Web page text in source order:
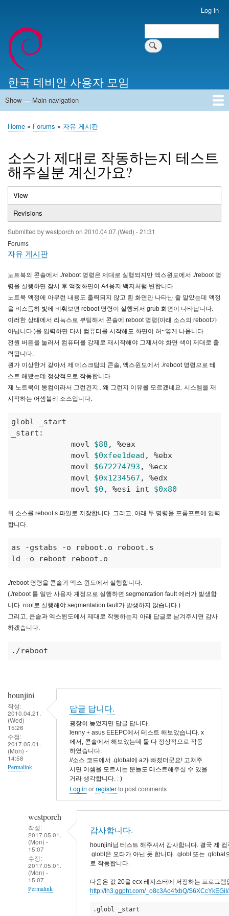
account
menu
Log in
Search
한국 데비안 사용자 모임
Main
Show — Main navigation
Home
알리는 말씀
최근 게시물
위키 문서
미러 서버
Breadcrumb
Home Forums 자유 게시판
소스가 제대로 작동하는지 테스트
해주실분 계신가요?
Primary
tabs
View
tab)
Revisions
Submitted bywestporch on 2010.04.07.(Wed) - 21:31
Forums
자유 게시판
노트북의 콘솔에서 ./reboot 명령은 제대로 실행되지만 엑스윈도에서 ./reboot 명
령을 실행하면 잠시 후 액정화면이 A4용지 백지처럼 변합니다.
노트북 액정에 아무런 내용도 출력되지 않고 흰 화면만 나타난 줄 알았는데 액정
을 비스듬히 빛에 비춰보면 reboot 명령이 실행되서 grub 화면이 나타납니다.
이러한 상태에서 리눅스로 부팅해서 콘솔에 reboot 명령(아래 소스의 reboot가
아닙니다.)을 입력하면 다시 컴퓨터를 시작해도 화면이 허~옇게 나옵니다.
전원 버튼을 눌러서 컴퓨터를 강제로 재시작해야 그제서야 화면 색이 제대로 출
력됩니다.
뭔가 이상한거 같아서 제 데스크탑의 콘솔, 엑스윈도에서 ./reboot 명령으로 테
스트 해봤는데 정상적으로 작동합니다.
제 노트북이 똥컴이라서 그런건지.. 왜 그런지 이유를 모르겠네요. 시스템을 재
시작하는 어셈블리 소스입니다.
globl _start
_start:
             movl
$88 , %eax
             movl
$0xfee1dead , %ebx
             movl
$672274793 , %ecx
             movl
$0x1234567 , %edx
             movl
$0 , %esi int $0x80
위 소스를 reboot.s 파일로 저장합니다. 그리고, 아래 두 명령을 프롬프트에 입력
합니다.
as -gstabs -o reboot.o reboot.s
ld -o reboot reboot.o
./reboot 명령을 콘솔과 엑스 윈도에서 실행합니다.
(./reboot 를 일반 사용자 계정으로 실행하면 segmentation fault 에러가 발생합
니다. root로 실행해야 segmentation fault가 발생하지 않습니다.)
그리고, 콘솔과 엑스윈도에서 제대로 작동하는지 아래 답글로 남겨주시면 감사
하겠습니다.
./reboot
hounjini
작성:
2010.04.21.
(Wed) -
15:26
수정:
2017.05.01.
(Mon) -
14:58
Permalink
답글 답니다.
굉장히 늦었지만 답글 답니다.
lenny + asus EEEPC에서 테스트 해보았습니다. x
에서, 콘솔에서 해보았는데 둘 다 정상적으로 작동
하였습니다.
//소스 코드에서 .global에 a가 빠졌더군요! 고쳐주
시면 어셈을 모르시는 분들도 테스트해주실 수 있을
거라 생각합니다. : )
Log in orregisterto post comments
westporch
작성:
2017.05.01.
(Mon) -
15:07
수정:
2017.05.01.
(Mon) -
15:07
Permalink
감사합니다.
hounjini님 테스트 해주셔서 감사합니다. 결국 제
.globl은 오타가 아닌 듯 합니다. .globl 또는 .global
로 작동합니다.
다음은 값 20을 ecx 레지스터에 저장하는 프로그램
http://lh3.ggpht.com/_o8c3Ao4fxbQ/
.globl _start